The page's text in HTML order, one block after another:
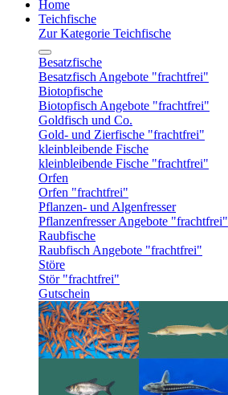
Home
Teichfische
Zur Kategorie Teichfische
Besatzfische
Besatzfisch Angebote "frachtfrei"
Biotopfische
Biotopfisch Angebote "frachtfrei"
Goldfisch und Co.
Gold- und Zierfische "frachtfrei"
kleinbleibende Fische
kleinbleibende Fische "frachtfrei"
Orfen
Orfen "frachtfrei"
Pflanzen- und Algenfresser
Pflanzenfresser Angebote "frachtfrei"
Raubfische
Raubfisch Angebote "frachtfrei"
Störe
Stör "frachtfrei"
Gutschein